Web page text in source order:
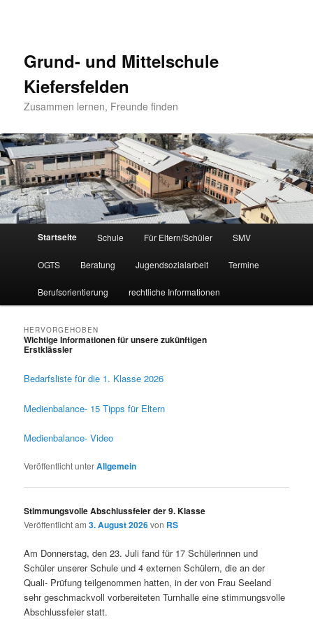
Grund- und Mittelschule
Kiefersfelden
Zusammen lernen, Freunde finden
Zum
Inhalt
wechseln
Zum
sekundären
Inhalt
wechseln
Startseite Schule Für Eltern/Schüler SMV
OGTS Beratung Jugendsozialarbeit Termine
Berufsorientierung rechtliche Informationen
Wichtige Informationen für unsere zukünftigen
Erstklässler
HERVORGEHOBEN
Bedarfsliste für die 1. Klasse 2026
Medienbalance- 15 Tipps für Eltern
Medienbalance- Video
Veröffentlicht unterAllgemein
Stimmungsvolle Abschlussfeier der 9. Klasse
Veröffentlicht am3. August 2026von RS
Am Donnerstag, den 23. Juli fand für 17 Schülerinnen und
Schüler unserer Schule und 4 externen Schülern, die an der
Quali- Prüfung teilgenommen hatten, in der von Frau Seeland
sehr geschmackvoll vorbereiteten Turnhalle eine stimmungsvolle
Abschlussfeier statt.